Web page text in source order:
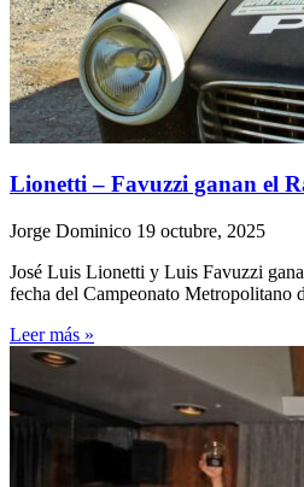
Lionetti – Favuzzi ganan el
Jorge Dominico 19 octubre, 2025
José Luis Lionetti y Luis Favuzzi
fecha del Campeonato Metropolitano
Leer más »